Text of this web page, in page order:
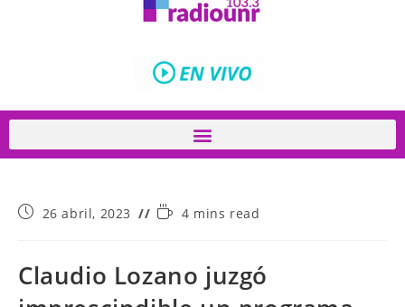
26 abril, 2023 4 mins read
Claudio Lozano juzgó